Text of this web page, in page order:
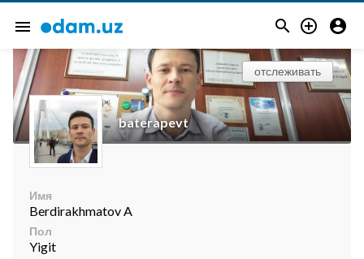
menu   
baterapevt
отслеживать
Имя
Berdirakhmatov A
Пол
Yigit